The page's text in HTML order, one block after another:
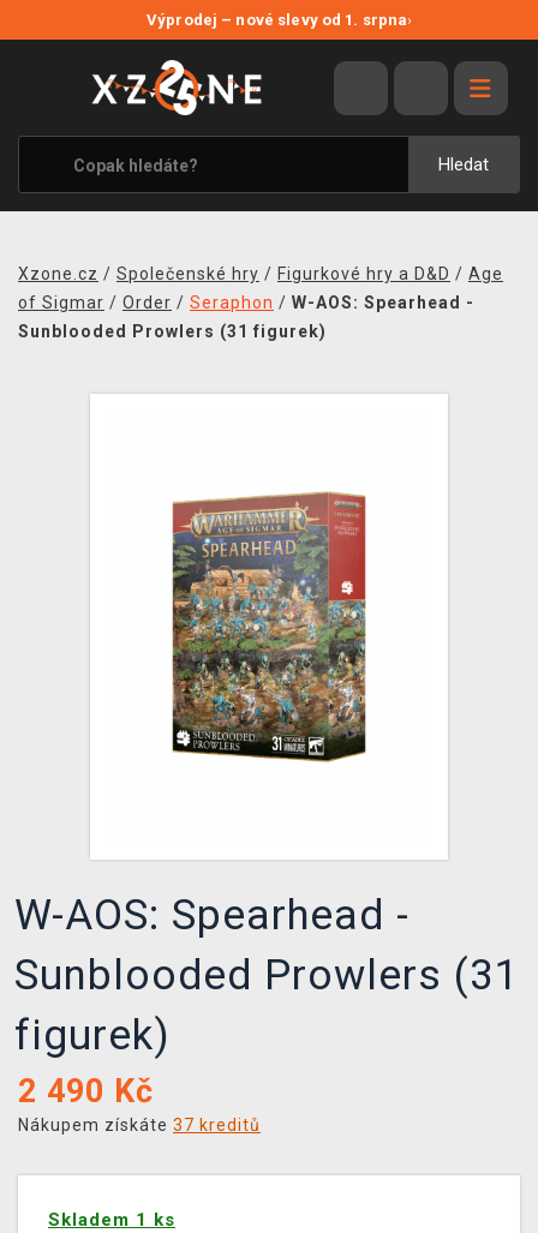
Výprodej – nové slevy od 1. srpna›
Hledat
VÝPRODEJ
VIDEOHRY
XZONE ORIGINALS
TÉMATIKY
MERCHANDISE
TCG & BOARDGAME HUB
VÝKUP HER (BAZAR)
Xzone.cz / Společenské hry / Figurkové hry a D&D / Age
of Sigmar / Order / Seraphon / W-AOS: Spearhead -
Sunblooded Prowlers (31 figurek)
W-AOS: Spearhead -
Sunblooded Prowlers (31
figurek)
2 490 Kč
Nákupem získáte 37 kreditů
Skladem 1 ks